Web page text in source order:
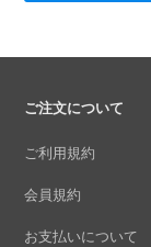
ご注文について
ご利用規約
会員規約
お支払いについて